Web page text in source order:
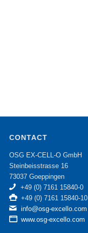
CONTACT
OSG EX-CELL-O GmbH
Steinbeisstrasse 16
73037 Goeppingen
+49 (0) 7161 15840-0
+49 (0) 7161 15840-10
info@osg-excello.com
www.osg-excello.com